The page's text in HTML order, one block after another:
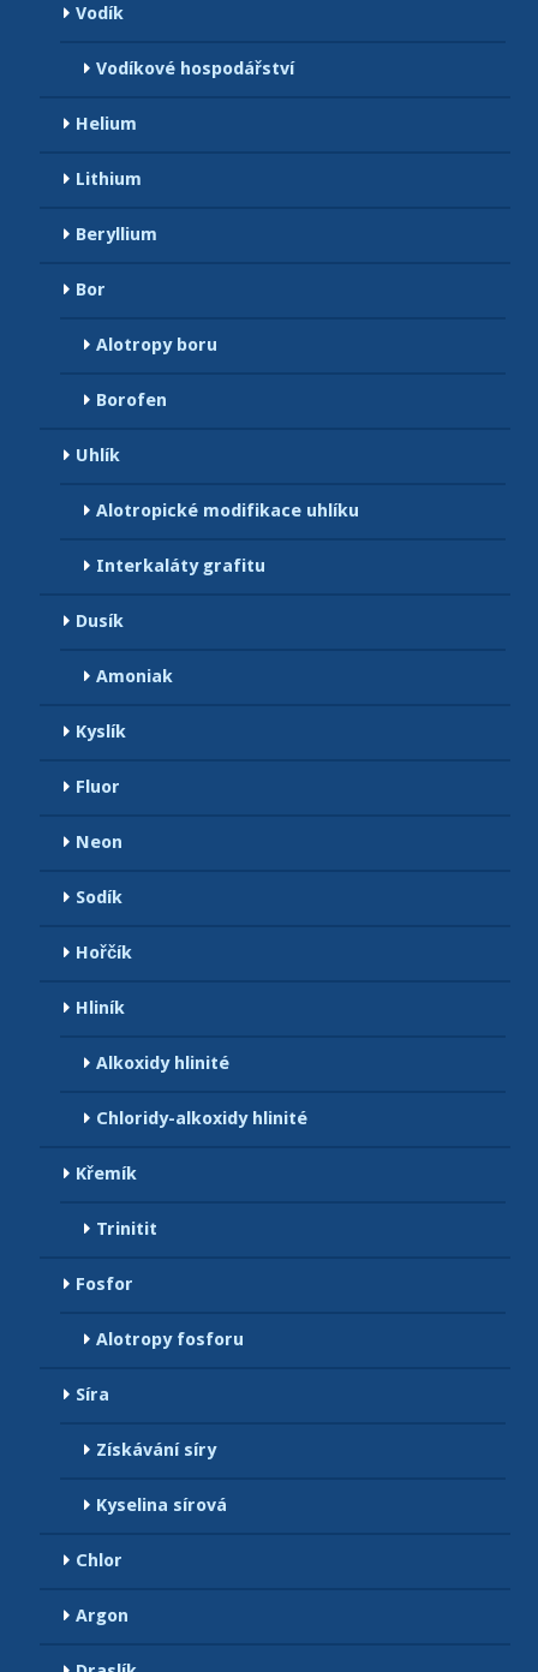
Vodík
Vodíkové hospodářství
Helium
Lithium
Beryllium
Bor
Alotropy boru
Borofen
Uhlík
Alotropické modifikace uhlíku
Interkaláty grafitu
Dusík
Amoniak
Kyslík
Fluor
Neon
Sodík
Hořčík
Hliník
Alkoxidy hlinité
Chloridy-alkoxidy hlinité
Křemík
Trinitit
Fosfor
Alotropy fosforu
Síra
Získávání síry
Kyselina sírová
Chlor
Argon